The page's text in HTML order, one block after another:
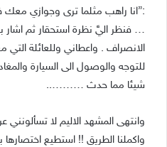
:”انا راهب مثلما ترى وجوازي
… فنظر اليَّ نظرة استحقار ثم اشار
الانصراف . واعطاني وللعائلة
للتوجه والوصول الى السيارة
شيئا مما حدث ………..
وانتهى المشهد الاليم لا تسألونني
واكملنا الطريق !! استطيع